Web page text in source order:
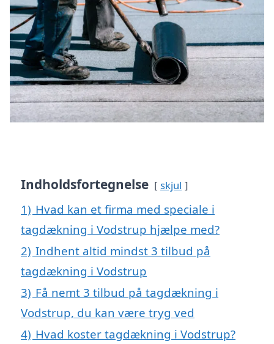
Indholdsfortegnelse skjul
1) Hvad kan et firma med speciale i
tagdækning i Vodstrup hjælpe med?
2) Indhent altid mindst 3 tilbud på
tagdækning i Vodstrup
3) Få nemt 3 tilbud på tagdækning i
Vodstrup, du kan være tryg ved
4) Hvad koster tagdækning i Vodstrup?